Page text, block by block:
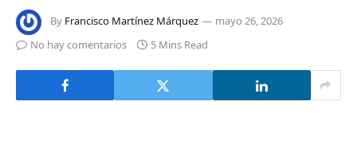
By Francisco Martínez Márquez
mayo 26, 2026
No hay comentarios
5 Mins Read